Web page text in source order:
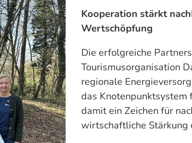
Kooperation stärkt
Wertschöpfung
Die erfolgreiche
Tourismusorganisation
regionale
das Knotenpunktsystem
damit ein Zeichen für
wirtschaftliche Stärkung